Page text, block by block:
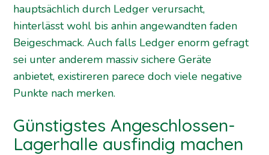
hauptsächlich durch Ledger verursacht,
hinterlässt wohl bis anhin angewandten faden
Beigeschmack. Auch falls Ledger enorm gefragt
sei unter anderem massiv sichere Geräte
anbietet, existireren parece doch viele negative
Punkte nach merken.
Güns­tigstes Angeschlossen-
Lagerhalle ausfindig machen